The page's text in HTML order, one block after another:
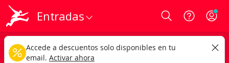
Entradas Login
Sergio Alamar
Cualquier tipo Cualquier fecha
CAMBIAR
Accede a descuentos solo disponibles en tu
email. Activar ahora